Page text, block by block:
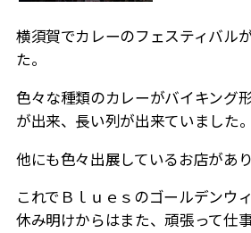
横須賀でカレーのフェスティバル
た。
色々な種類のカレーがバイキング
が出来、長い列が出来ていました。
他にも色々出展しているお店があ
これでＢｌｕｅｓのゴールデンウ
休み明けからはまた、頑張って仕事